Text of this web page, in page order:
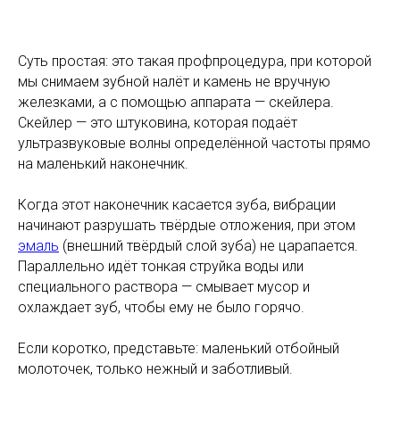
Суть простая: это такая профпроцедура, при которой
мы снимаем зубной налёт и камень не вручную
железками, а с помощью аппарата — скейлера.
Скейлер — это штуковина, которая подаёт
ультразвуковые волны определённой частоты прямо
на маленький наконечник.
Когда этот наконечник касается зуба, вибрации
начинают разрушать твёрдые отложения, при этом
эмаль (внешний твёрдый слой зуба) не царапается.
Параллельно идёт тонкая струйка воды или
специального раствора — смывает мусор и
охлаждает зуб, чтобы ему не было горячо.
Если коротко, представьте: маленький отбойный
молоточек, только нежный и заботливый.